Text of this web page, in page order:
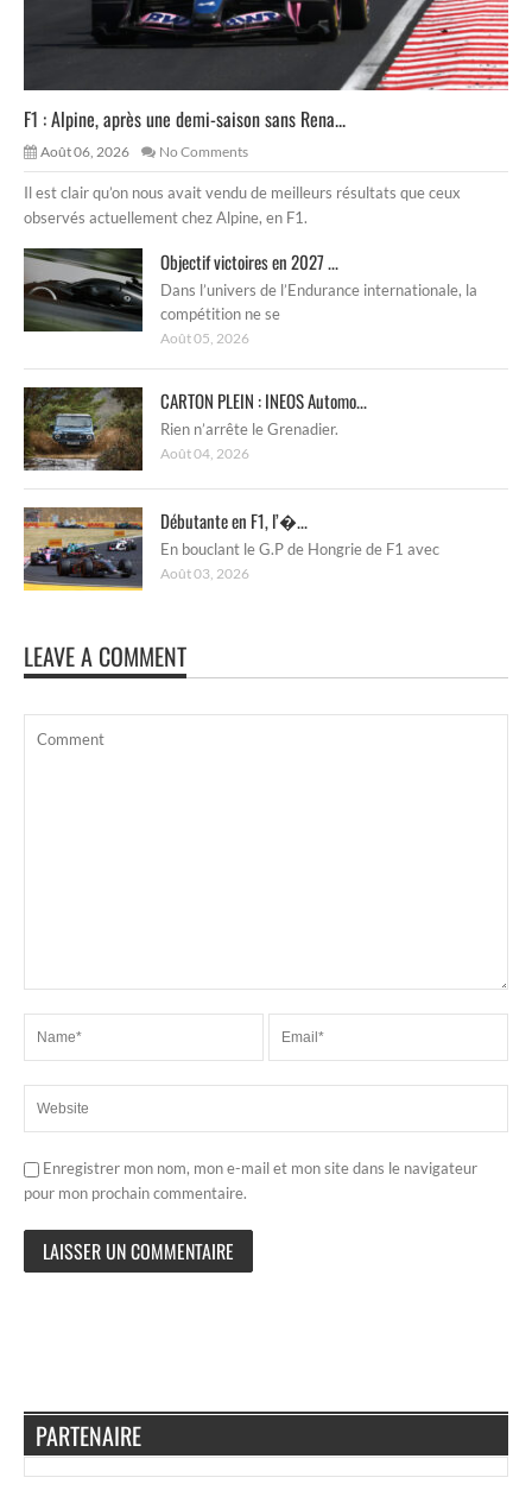
F1 : Alpine, après une demi-saison sans Rena...
Août 06, 2026 No Comments
Il est clair qu’on nous avait vendu de meilleurs résultats que ceux
observés actuellement chez Alpine, en F1.
Objectif victoires en 2027 ...
Dans l’univers de l’Endurance internationale, la
compétition ne se
Août 05, 2026
CARTON PLEIN : INEOS Automo...
Rien n’arrête le Grenadier.
Août 04, 2026
Débutante en F1, l’�...
En bouclant le G.P de Hongrie de F1 avec
Août 03, 2026
LEAVE A COMMENT
Enregistrer mon nom, mon e-mail et mon site dans le navigateur
pour mon prochain commentaire.
PARTENAIRE